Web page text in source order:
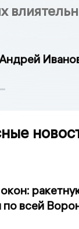
по всей